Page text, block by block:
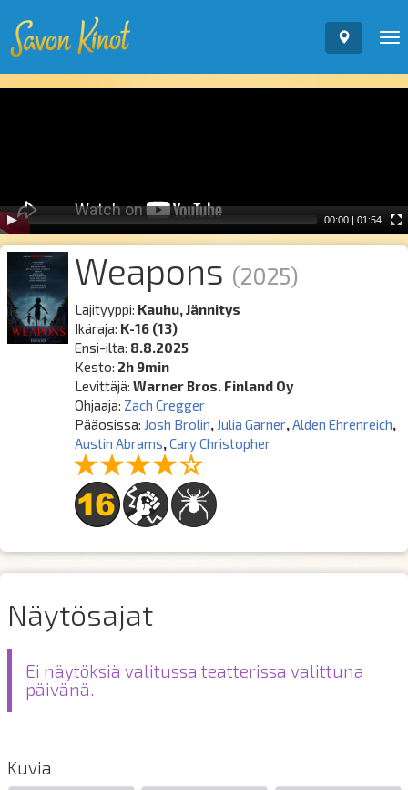
00:00 | 01:54
Weapons (2025)
Lajityyppi: Kauhu, Jännitys
Ikäraja: K-16 (13)
Ensi-ilta: 8.8.2025
Kesto: 2h 9min
Levittäjä:Warner Bros. Finland Oy
Ohjaaja: Zach Cregger
Pääosissa: Josh Brolin, Julia Garner, Alden Ehrenreich,
Austin Abrams,Cary Christopher
Näytösajat
Ei näytöksiä valitussa teatterissa valittuna
päivänä.
Kuvia